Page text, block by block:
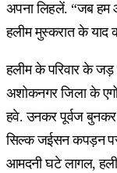
अपना लिहलें. “जब
हलीम मुस्करात के याद
हलीम के परिवार के
अशोकनगर जिला के
हवे. उनकर पूर्वज
सिल्क जईसन कपड़न
आमदनी घटे लागल,